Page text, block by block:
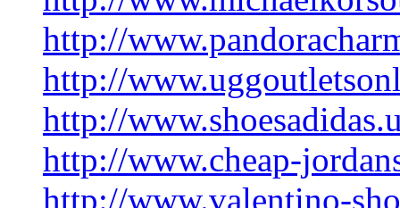
http://
http://
http://
http://www.cheap-
http://www.valentino-